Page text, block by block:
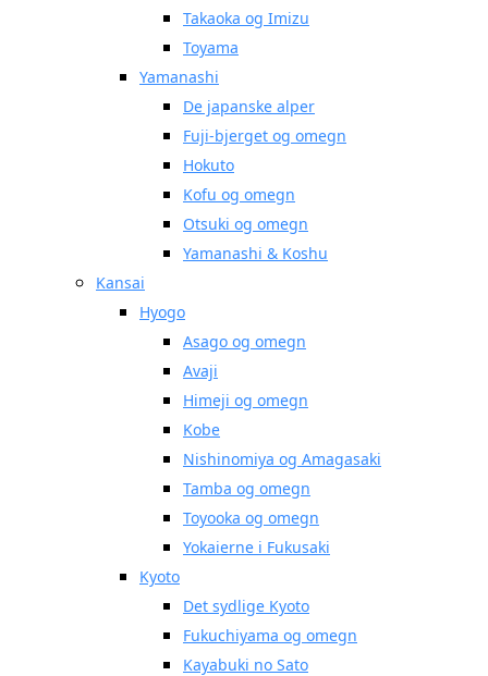
Takaoka og Imizu
Toyama
Yamanashi
De japanske alper
Fuji-bjerget og omegn
Hokuto
Kofu og omegn
Otsuki og omegn
Yamanashi & Koshu
Kansai
Hyogo
Asago og omegn
Avaji
Himeji og omegn
Kobe
Nishinomiya og Amagasaki
Tamba og omegn
Toyooka og omegn
Yokaierne i Fukusaki
Kyoto
Det sydlige Kyoto
Fukuchiyama og omegn
Kayabuki no Sato